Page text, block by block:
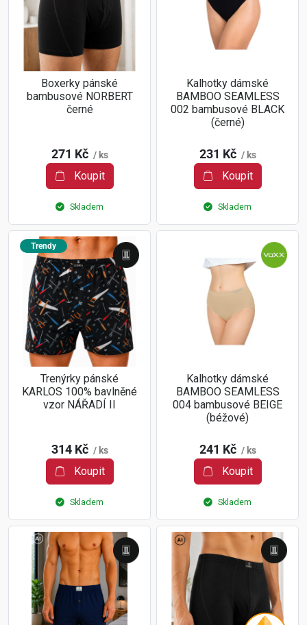
Boxerky pánské
bambusové NORBERT
černé
271 Kč / ks
Koupit
Skladem
Kalhotky dámské
BAMBOO SEAMLESS
002 bambusové BLACK
(černé)
231 Kč / ks
Koupit
Skladem
Trendy
Trenýrky pánské
KARLOS 100% bavlněné
vzor NÁŘADÍ II
314 Kč / ks
Koupit
Skladem
Kalhotky dámské
BAMBOO SEAMLESS
004 bambusové BEIGE
(béžové)
241 Kč / ks
Koupit
Skladem